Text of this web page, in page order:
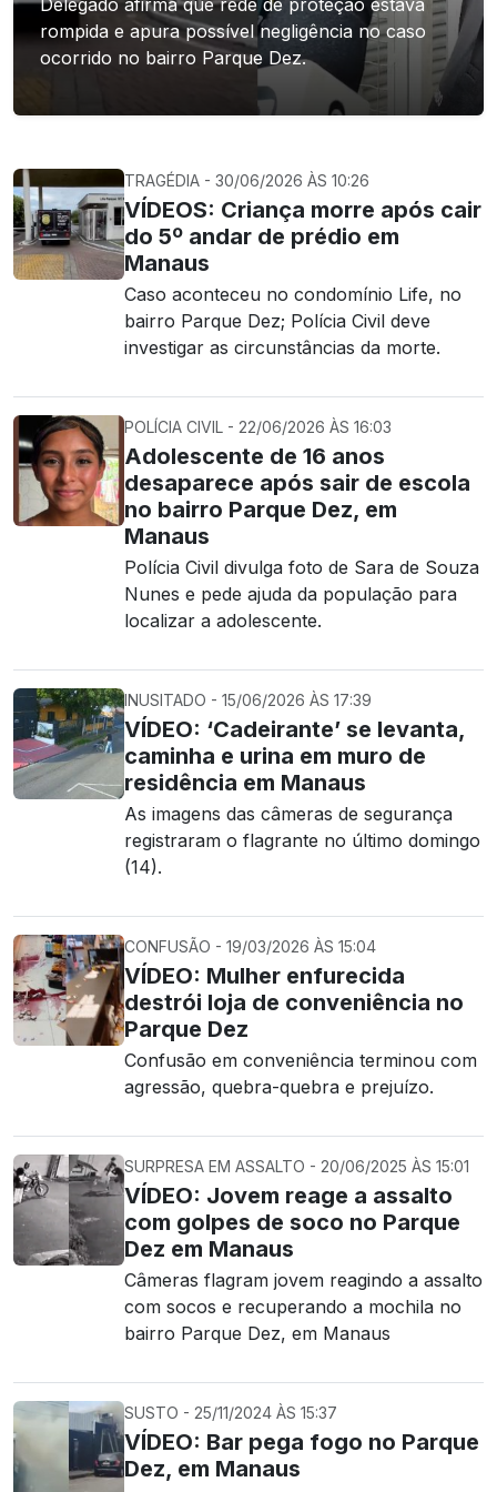
Delegado afirma que rede de proteção estava
rompida e apura possível negligência no caso
ocorrido no bairro Parque Dez.
TRAGÉDIA - 30/06/2026 ÀS 10:26
VÍDEOS: Criança morre após cair
do 5º andar de prédio em
Manaus
Caso aconteceu no condomínio Life, no
bairro Parque Dez; Polícia Civil deve
investigar as circunstâncias da morte.
POLÍCIA CIVIL - 22/06/2026 ÀS 16:03
Adolescente de 16 anos
desaparece após sair de escola
no bairro Parque Dez, em
Manaus
Polícia Civil divulga foto de Sara de Souza
Nunes e pede ajuda da população para
localizar a adolescente.
INUSITADO - 15/06/2026 ÀS 17:39
VÍDEO: ‘Cadeirante’ se levanta,
caminha e urina em muro de
residência em Manaus
As imagens das câmeras de segurança
registraram o flagrante no último domingo
(14).
CONFUSÃO - 19/03/2026 ÀS 15:04
VÍDEO: Mulher enfurecida
destrói loja de conveniência no
Parque Dez
Confusão em conveniência terminou com
agressão, quebra-quebra e prejuízo.
SURPRESA EM ASSALTO - 20/06/2025 ÀS 15:01
VÍDEO: Jovem reage a assalto
com golpes de soco no Parque
Dez em Manaus
Câmeras flagram jovem reagindo a assalto
com socos e recuperando a mochila no
bairro Parque Dez, em Manaus
SUSTO - 25/11/2024 ÀS 15:37
VÍDEO: Bar pega fogo no Parque
Dez, em Manaus